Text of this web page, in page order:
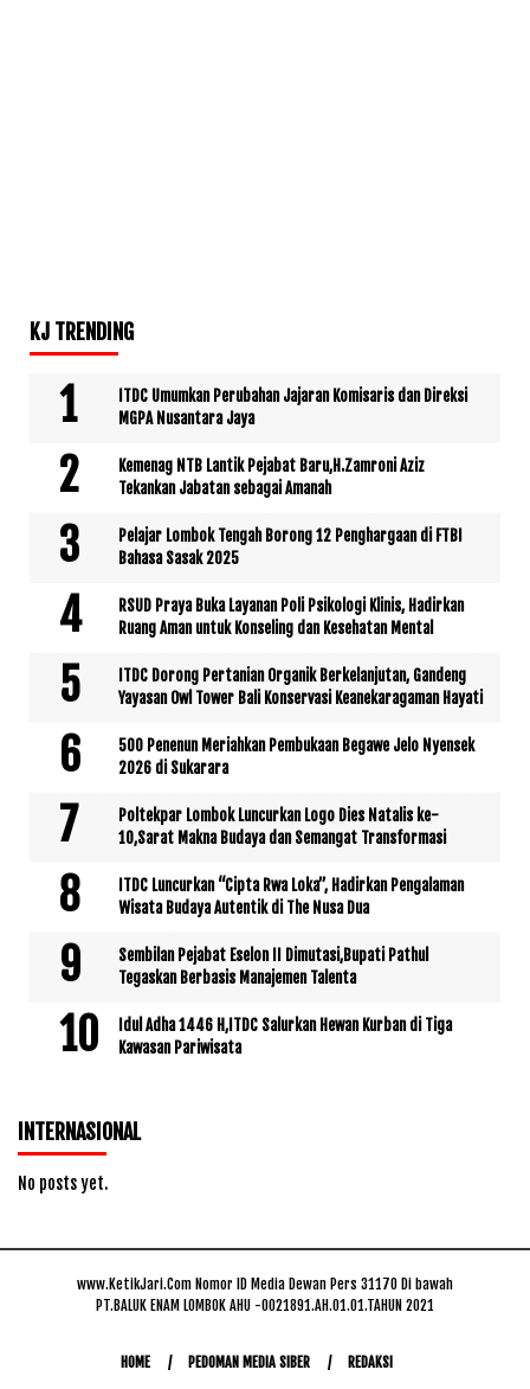
KJ TRENDING
ITDC Umumkan Perubahan Jajaran Komisaris dan Direksi
MGPA Nusantara Jaya
Kemenag NTB Lantik Pejabat Baru,H.Zamroni Aziz
Tekankan Jabatan sebagai Amanah
Pelajar Lombok Tengah Borong 12 Penghargaan di FTBI
Bahasa Sasak 2025
RSUD Praya Buka Layanan Poli Psikologi Klinis, Hadirkan
Ruang Aman untuk Konseling dan Kesehatan Mental
ITDC Dorong Pertanian Organik Berkelanjutan, Gandeng
Yayasan Owl Tower Bali Konservasi Keanekaragaman Hayati
500 Penenun Meriahkan Pembukaan Begawe Jelo Nyensek
2026 di Sukarara
Poltekpar Lombok Luncurkan Logo Dies Natalis ke-
10,Sarat Makna Budaya dan Semangat Transformasi
ITDC Luncurkan “Cipta Rwa Loka”, Hadirkan Pengalaman
Wisata Budaya Autentik di The Nusa Dua
Sembilan Pejabat Eselon II Dimutasi,Bupati Pathul
Tegaskan Berbasis Manajemen Talenta
Idul Adha 1446 H,ITDC Salurkan Hewan Kurban di Tiga
Kawasan Pariwisata
INTERNASIONAL
No posts yet.
www.KetikJari.Com Nomor ID Media Dewan Pers 31170 Di bawah
PT.BALUK ENAM LOMBOK AHU -0021891.AH.01.01.TAHUN 2021
HOME PEDOMAN MEDIA SIBER REDAKSI